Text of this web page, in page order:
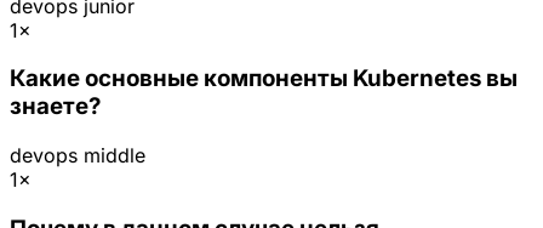
devops junior
1×
Какие основные компоненты Kubernetes вы
знаете?
devops middle
1×